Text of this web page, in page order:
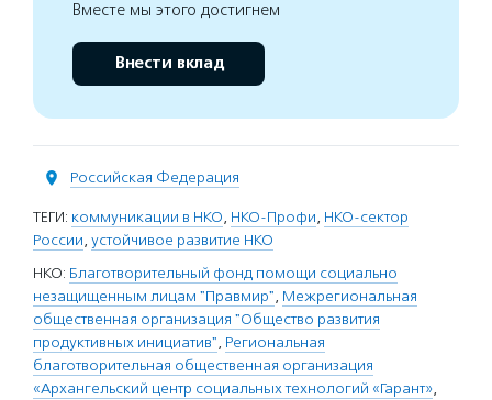
Вместе мы этого достигнем
Внести вклад
Российская Федерация
ТЕГИ: коммуникации в НКО, НКО-Профи, НКО-сектор
России, устойчивое развитие НКО
НКО: Благотворительный фонд помощи социально
незащищенным лицам "Правмир", Межрегиональная
общественная организация "Общество развития
продуктивных инициатив", Региональная
благотворительная общественная организация
«Архангельский центр социальных технологий «Гарант»,